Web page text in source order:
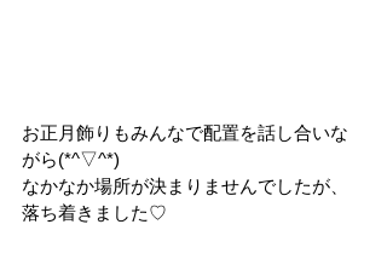
お正月飾りもみんなで配置を話し合いな
がら(*^▽^*)
なかなか場所が決まりませんでしたが、
落ち着きました♡